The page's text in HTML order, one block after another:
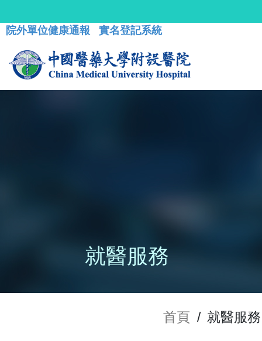
院外單位健康通報 實名登記系統
就醫服務
首頁 / 就醫服務